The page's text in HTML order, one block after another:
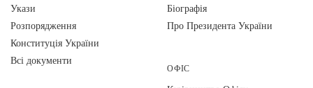
Укази
Розпорядження
Конституція України
Всі документи
Біографія
Про Президента України
ОФІС